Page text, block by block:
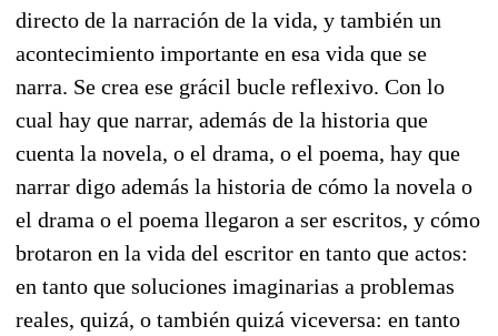
directo de la narración de la vida, y también un
acontecimiento importante en esa vida que se
narra. Se crea ese grácil bucle reflexivo. Con lo
cual hay que narrar, además de la historia que
cuenta la novela, o el drama, o el poema, hay que
narrar digo además la historia de cómo la novela o
el drama o el poema llegaron a ser escritos, y cómo
brotaron en la vida del escritor en tanto que actos:
en tanto que soluciones imaginarias a problemas
reales, quizá, o también quizá viceversa: en tanto